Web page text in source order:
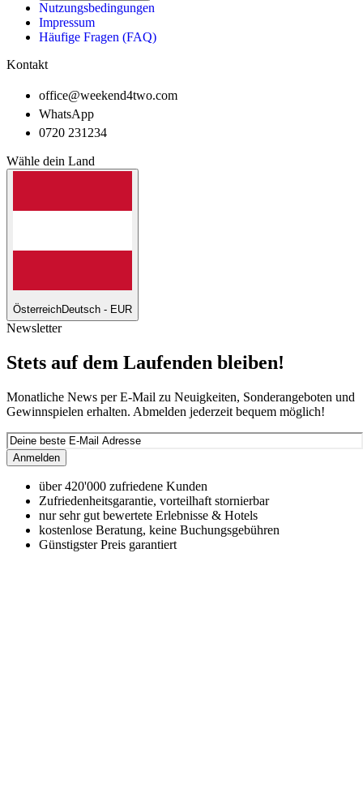
Nutzungsbedingungen
Impressum
Häufige Fragen (FAQ)
Kontakt
office@weekend4two.com
WhatsApp
0720 231234
Wähle dein Land
ÖsterreichDeutsch - EUR
Newsletter
Stets auf dem Laufenden bleiben!
Monatliche News per E-Mail zu Neuigkeiten, Sonderangeboten und
Gewinnspielen erhalten. Abmelden jederzeit bequem möglich!
Anmelden
über 420'000 zufriedene Kunden
Zufriedenheitsgarantie, vorteilhaft stornierbar
nur sehr gut bewertete Erlebnisse & Hotels
kostenlose Beratung, keine Buchungsgebühren
Günstigster Preis garantiert